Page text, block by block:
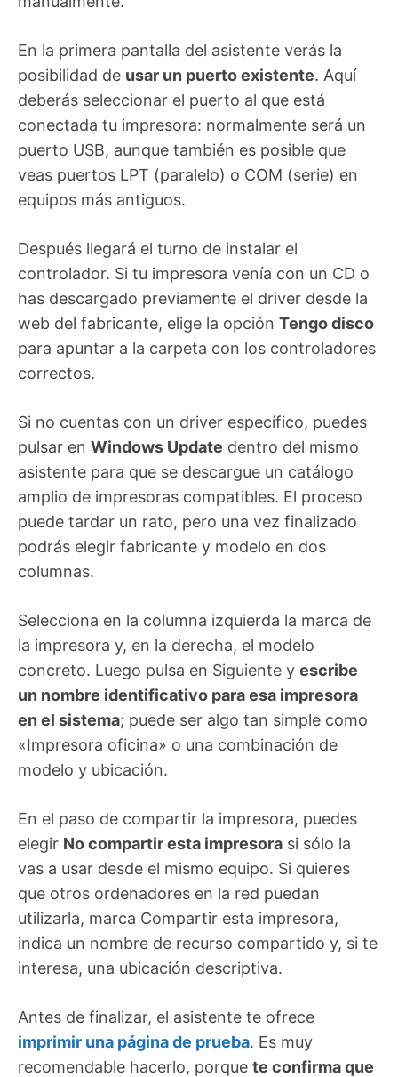
En la primera pantalla del asistente verás la
posibilidad de usar un puerto existente. Aquí
deberás seleccionar el puerto al que está
conectada tu impresora: normalmente será un
puerto USB, aunque también es posible que
veas puertos LPT (paralelo) o COM (serie) en
equipos más antiguos.
Después llegará el turno de instalar el
controlador. Si tu impresora venía con un CD o
has descargado previamente el driver desde la
web del fabricante, elige la opción Tengo disco
para apuntar a la carpeta con los controladores
correctos.
Si no cuentas con un driver específico, puedes
pulsar en Windows Update dentro del mismo
asistente para que se descargue un catálogo
amplio de impresoras compatibles. El proceso
puede tardar un rato, pero una vez finalizado
podrás elegir fabricante y modelo en dos
columnas.
Selecciona en la columna izquierda la marca de
la impresora y, en la derecha, el modelo
concreto. Luego pulsa en Siguiente y escribe
un nombre identificativo para esa impresora
en el sistema; puede ser algo tan simple como
«Impresora oficina» o una combinación de
modelo y ubicación.
En el paso de compartir la impresora, puedes
elegir No compartir esta impresora si sólo la
vas a usar desde el mismo equipo. Si quieres
que otros ordenadores en la red puedan
utilizarla, marca Compartir esta impresora,
indica un nombre de recurso compartido y, si te
interesa, una ubicación descriptiva.
Antes de finalizar, el asistente te ofrece
imprimir una página de prueba. Es muy
recomendable hacerlo, porque te confirma que